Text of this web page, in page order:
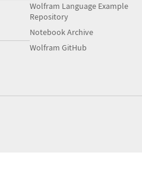
Wolfram Language Example
Repository
Notebook Archive
Wolfram GitHub